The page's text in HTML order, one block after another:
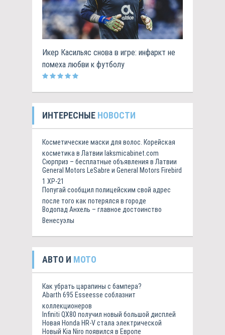
Икер Касильяс снова в игре: инфаркт не
помеха любви к футболу
ИНТЕРЕСНЫЕ НОВОСТИ
Косметические маски для волос. Корейская
косметика в Латвии laksmicabinet.com
Сюрприз – бесплатные объявления в Латвии
General Motors LeSabre и General Motors Firebird
1 XP-21
Попугай сообщил полицейским свой адрес
после того как потерялся в городе
Водопад Анхель – главное достоинство
Венесуэлы
АВТО И МОТО
Как убрать царапины с бампера?
Abarth 695 Esseesse соблазнит
коллекционеров
Infiniti QX80 получил новый большой дисплей
Новая Honda HR-V стала электрической
Новый Kia Niro появился в Европе